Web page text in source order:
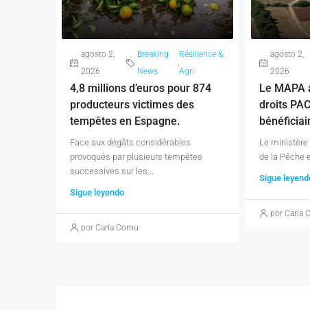
agosto 2,
2026
Breaking
News
,
Résilience &
Agri
4,8 millions d’euros pour 874
producteurs victimes des
tempêtes en Espagne.
Face aux dégâts considérables
provoqués par plusieurs tempêtes
successives sur les...
Sigue leyendo
por Carla Cornu
agosto 2,
2026
Le MAPA
droits
Le ministère
de la Pêche
Sigue
por Carla